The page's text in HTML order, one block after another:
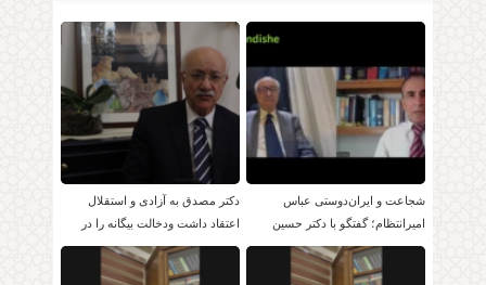
شجاعت و ایران‌دوستی عباس
امیرانتظام؛ گفتگو با دکتر حسین
موسویان
دکتر مصدق به آزادی و استقلال
اعتقاد داشت ودخالت بیگانه را در
امور داخلی بر نمی تابید.